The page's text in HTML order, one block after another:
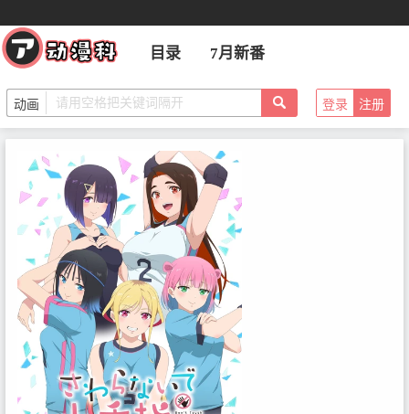
目录 7月新番
登录 注册